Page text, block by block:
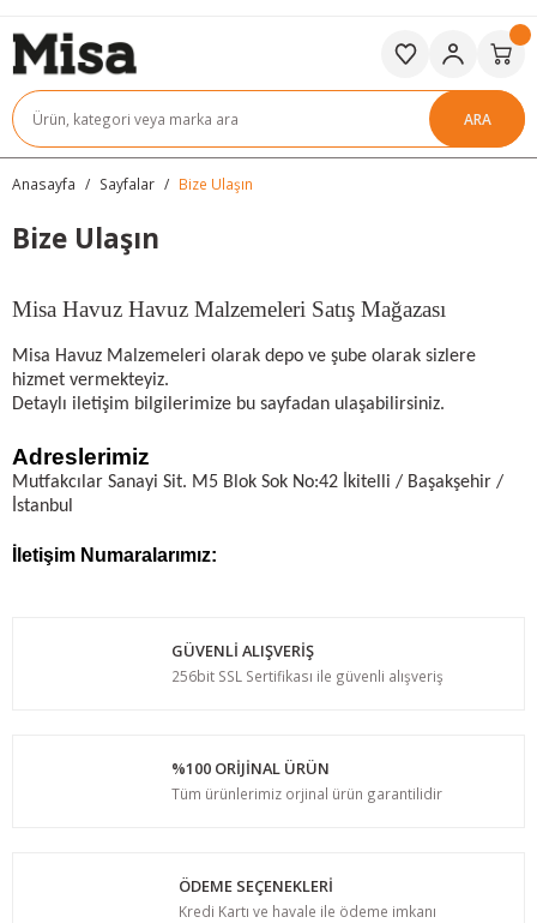
ARA
Anasayfa Sayfalar Bize Ulaşın
Bize Ulaşın
Misa Havuz Havuz Malzemeleri Satış Mağazası
Misa Havuz Malzemeleri olarak depo ve şube olarak sizlere
hizmet vermekteyiz.
Detaylı iletişim bilgilerimize bu sayfadan ulaşabilirsiniz.
Adreslerimiz
Mutfakcılar Sanayi Sit. M5 Blok Sok No:42 İkitelli / Başakşehir /
İstanbul
İletişim Numaralarımız:
GÜVENLİ ALIŞVERİŞ
256bit SSL Sertifikası ile güvenli alışveriş
%100 ORİJİNAL ÜRÜN
Tüm ürünlerimiz orjinal ürün garantilidir
ÖDEME SEÇENEKLERİ
Kredi Kartı ve havale ile ödeme imkanı